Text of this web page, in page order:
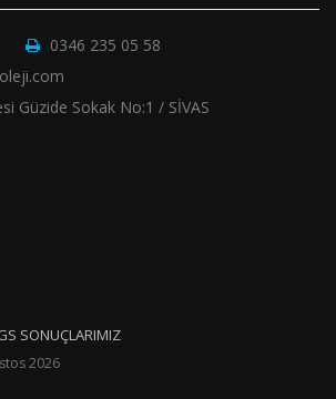
0346 235 05 58
Güzide Sokak No:1 / SİVAS
SONUÇLARIMIZ
2026